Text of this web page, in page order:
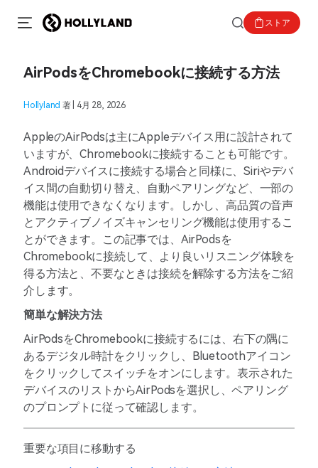
ストア
AirPodsをChromebookに接続する方法
Hollyland 著 | 4月 28, 2026
AppleのAirPodsは主にAppleデバイス用に設計されて
いますが、Chromebookに接続することも可能です。
Androidデバイスに接続する場合と同様に、Siriやデバ
イス間の自動切り替え、自動ペアリングなど、一部の
機能は使用できなくなります。しかし、高品質の音声
とアクティブノイズキャンセリング機能は使用するこ
とができます。この記事では、AirPodsを
Chromebookに接続して、より良いリスニング体験を
得る方法と、不要なときは接続を解除する方法をご紹
介します。
簡単な解決方法
AirPodsをChromebookに接続するには、右下の隅に
あるデジタル時計をクリックし、Bluetoothアイコン
をクリックしてスイッチをオンにします。表示された
デバイスのリストからAirPodsを選択し、ペアリング
のプロンプトに従って確認します。
重要な項目に移動する